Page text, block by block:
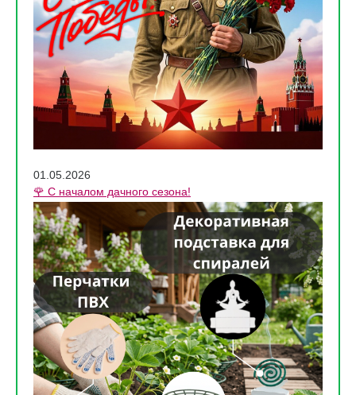
01.05.2026
🌹 С началом дачного сезона!